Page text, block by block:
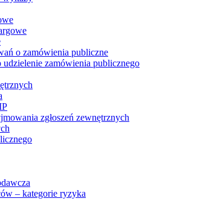
o zamówienia publiczne
udzielenie zamówienia publicznego
zgłoszeń zewnętrznych
– kategorie ryzyka